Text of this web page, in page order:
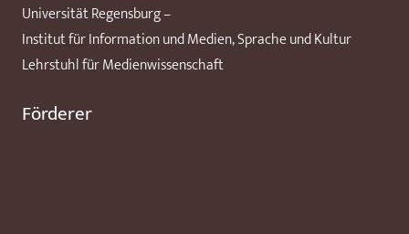
Universität Regensburg –
Institut für Information und Medien, Sprache und Kultur
Lehrstuhl für Medienwissenschaft
Förderer